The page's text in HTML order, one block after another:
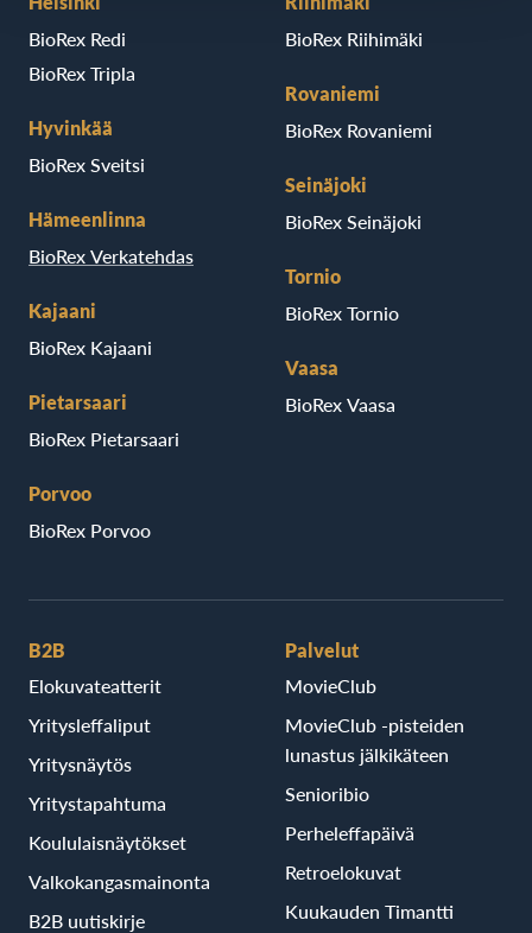
BioRex Redi
BioRex Tripla
Hyvinkää
BioRex Sveitsi
Hämeenlinna
BioRex Verkatehdas
Kajaani
BioRex Kajaani
Pietarsaari
BioRex Pietarsaari
Porvoo
BioRex Porvoo
BioRex Riihimäki
Rovaniemi
BioRex Rovaniemi
Seinäjoki
BioRex Seinäjoki
Tornio
BioRex Tornio
Vaasa
BioRex Vaasa
B2B
Elokuvateatterit
Yritysleffaliput
Yritysnäytös
Yritystapahtuma
Koululaisnäytökset
Valkokangasmainonta
B2B uutiskirje
Palvelut
MovieClub
MovieClub -pisteiden
lunastus jälkikäteen
Senioribio
Perheleffapäivä
Retroelokuvat
Kuukauden Timantti